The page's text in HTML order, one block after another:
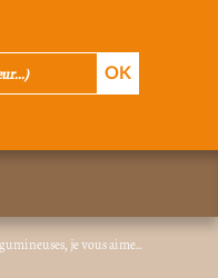
je vous aime...